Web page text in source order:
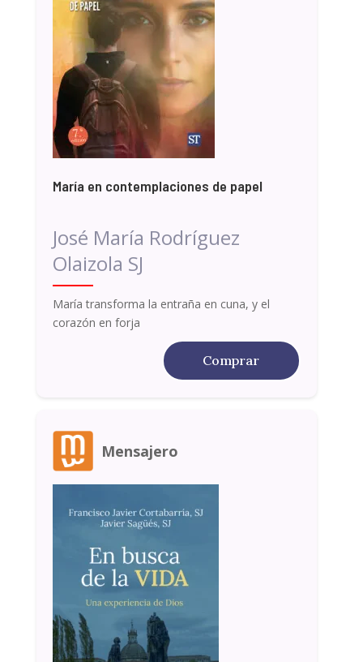
María en contemplaciones de papel
José María Rodríguez
Olaizola SJ
María transforma la entraña en cuna, y el
corazón en forja
Comprar
Mensajero